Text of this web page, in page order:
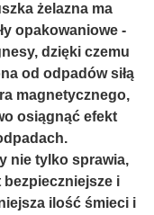
żelazna ma
opakowaniowe -
dzięki czemu
od odpadów siłą
magnetycznego,
osiągnąć efekt
nie tylko sprawia,
i
ilość śmieci i